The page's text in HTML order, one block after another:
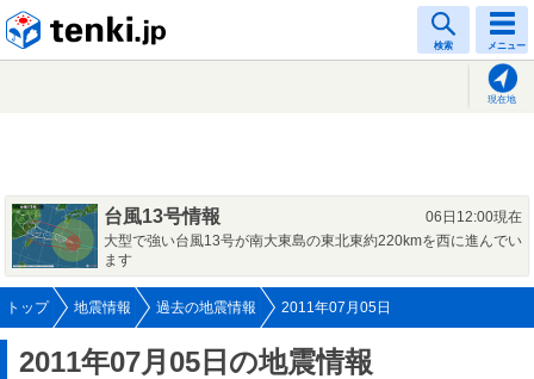
検索 メニュー
現在地
台風13号情報
06日12:00現在
大型で強い台風13号が南大東島の東北東約220kmを西に進んでい
ます
トップ 地震情報 過去の地震情報 2011年07月05日
2011年07月05日の地震情報